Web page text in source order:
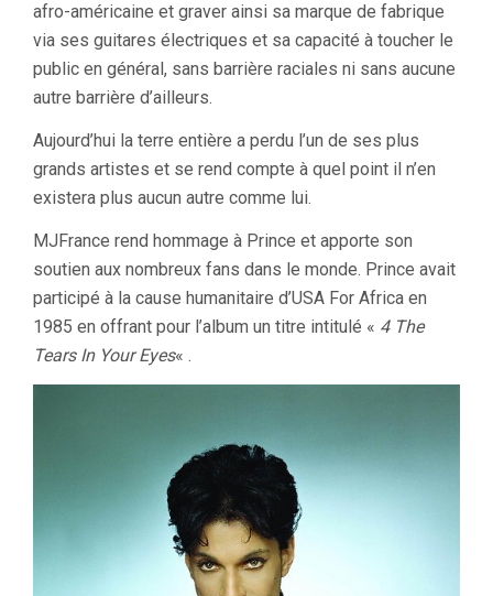
afro-américaine et graver ainsi sa marque de fabrique
via ses guitares électriques et sa capacité à toucher le
public en général, sans barrière raciales ni sans aucune
autre barrière d’ailleurs.
Aujourd’hui la terre entière a perdu l’un de ses plus
grands artistes et se rend compte à quel point il n’en
existera plus aucun autre comme lui.
MJFrance rend hommage à Prince et apporte son
soutien aux nombreux fans dans le monde. Prince avait
participé à la cause humanitaire d’USA For Africa en
1985 en offrant pour l’album un titre intitulé « 4 The
Tears In Your Eyes« .